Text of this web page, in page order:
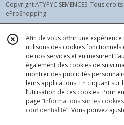
Courgettes
Couleurs
et
Diverses
(7)
Courgettes
Rondes
(5)
Copyright ATYPYC SEMENCES. Tous
eProShopping
Afin de vous offrir une
utilisons des cookies
de nos services et en mesurent
également des cookies de suivi
montrer des publicités
leurs applications. En cliquant sur
l’utilisation de ces cookies. Pour
page “Informations sur les
confidentialité“. Vous pouvez